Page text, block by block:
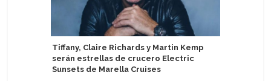
Tiffany, Claire Richards y Martin Kemp
serán estrellas de crucero Electric
Sunsets de Marella Cruises